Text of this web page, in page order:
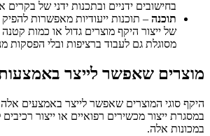
בחישובים ידניים ובתכנות ידני של בקרים
תוכנה
של ייצור היקף מוצרים גדול או כמות
מסוגלת גם לעבוד ברציפות ובלי הפסקות
מוצרים שאפשר לייצר
היקף סוגי המוצרים שאפשר לייצר באמצעים
במסגרת ייצור מכשירים רפואיים או ייצור
במכונות אלה.